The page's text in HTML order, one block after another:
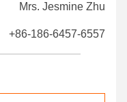
Mrs. Jesmine Zhu
+86-186-6457-6557